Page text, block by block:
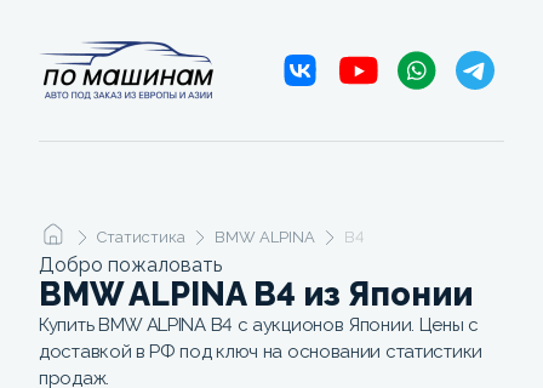
Статистика BMW ALPINA B4
Добро пожаловать
BMW ALPINA B4 из Японии
Купить BMW ALPINA B4 с аукционов Японии. Цены с
доставкой в РФ под ключ на основании статистики
продаж.